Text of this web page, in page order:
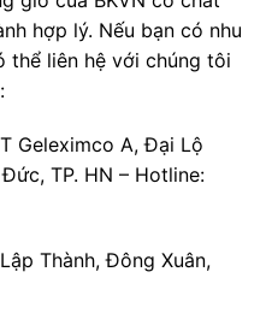
hợp lý. Nếu bạn có nhu
thể liên hệ với chúng tôi
Geleximco A, Đại Lộ
TP. HN – Hotline:
Thành, Đông Xuân,